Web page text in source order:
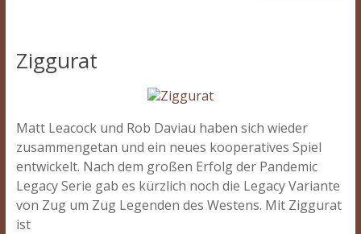
Ziggurat
Matt Leacock und Rob Daviau haben sich wieder
zusammengetan und ein neues kooperatives Spiel
entwickelt. Nach dem großen Erfolg der Pandemic
Legacy Serie gab es kürzlich noch die Legacy Variante
von Zug um Zug Legenden des Westens. Mit Ziggurat
ist